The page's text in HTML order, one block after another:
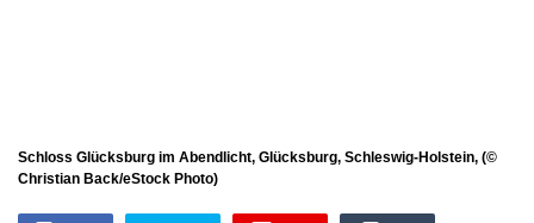
Schloss Glücksburg im Abendlicht, Glücksburg, Schleswig-Holstein, (©
Christian Back/eStock Photo)